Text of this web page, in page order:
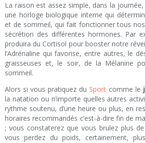
La raison est assez simple, dans la
une horloge biologique interne qui
et de sommeil, qui fait fonctionner tous
sécrétion des différentes hormones. Par
produira du Cortisol pour booster notre
l’Adrénaline qui favorise, entre autres, le
graisseuses et, le soir, de la Mélanine
sommeil.
Alors si vous pratiquez du Sport comme le
la natation ou n’importe quelles autres
rythme soutenu, d’une heure ou plus, en
horaires recommandés c’est-à-dire fin de
; vous constaterez que vous brulez plus
vous perdez du poids, certainement,